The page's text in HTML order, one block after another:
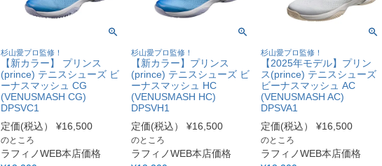
杉山愛プロ監修！
【新カラー】 プリンス
(prince) テニスシューズ ビ
ーナスマッシュ CG
(VENUSMASH CG)
DPSVC1
定価(税込）
¥16,500
のところ
ラフィノWEB本店価格
杉山愛プロ監修！
【新カラー】プリンス
(prince) テニスシューズ ビ
ーナスマッシュ HC
(VENUSMASH HC)
DPSVH1
定価(税込）
¥16,500
のところ
ラフィノWEB本店価格
杉山愛プロ監修！
【2025年モデル】プリン
ス(prince) テニスシューズ
ビーナスマッシュ AC
(VENUSMASH AC)
DPSVA1
定価(税込）
¥16,500
のところ
ラフィノWEB本店価格